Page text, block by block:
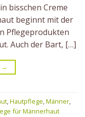
bisschen Creme
beginnt mit der
Pflegeprodukten
Auch der Bart, […]
→
,Hautpflege,Männer,
für Männerhaut